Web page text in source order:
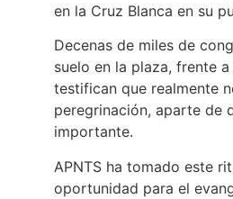
en la Cruz Blanca en su
Decenas de miles de
suelo en la plaza, frente
testifican que realmente
peregrinación, aparte de
importante.
APNTS ha tomado este
oportunidad para el